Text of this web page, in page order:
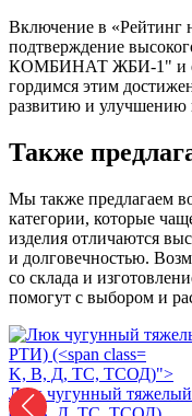
Включение в «Рейтинг
подтверждение
КОМБИНАТ ЖБИ-1" и
гордимся этим
развитию и улучшению
Также
Мы также предлагаем
категории, которые
изделия отличаются
и долговечностью.
со склада и
помогут с выбором и
K, В, Д, ТС, ТСОД)">
Люк чугунный